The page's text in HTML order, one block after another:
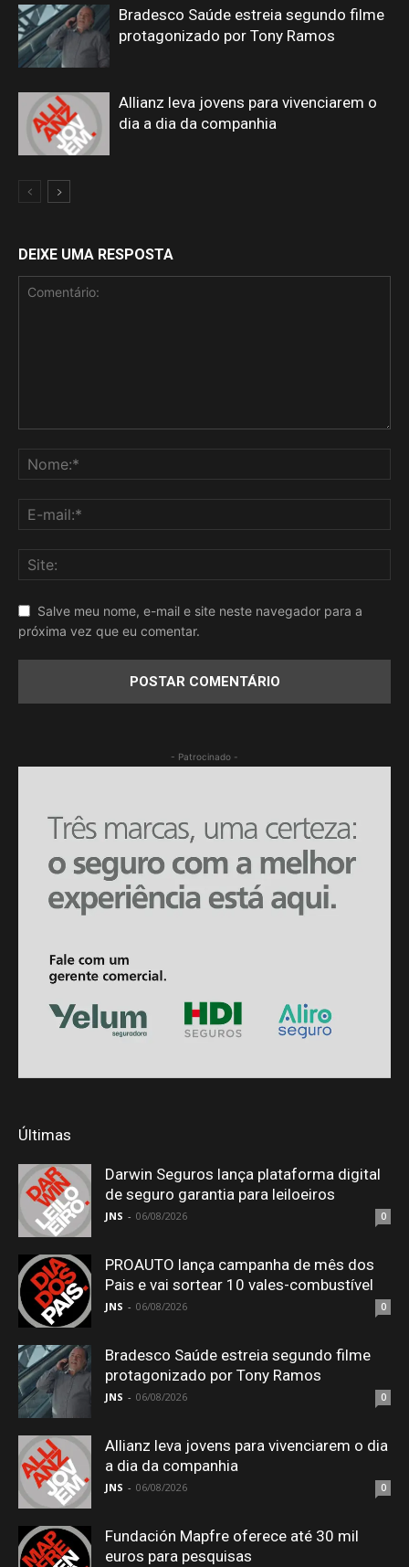
Bradesco Saúde estreia segundo filme
protagonizado por Tony Ramos
Allianz leva jovens para vivenciarem o
dia a dia da companhia
DEIXE UMA RESPOSTA
Salve meu nome, e-mail e site neste navegador para a
próxima vez que eu comentar.
- Patrocinado -
Últimas
Darwin Seguros lança plataforma digital
de seguro garantia para leiloeiros
JNS - 06/08/2026 0
PROAUTO lança campanha de mês dos
Pais e vai sortear 10 vales-combustível
JNS - 06/08/2026 0
Bradesco Saúde estreia segundo filme
protagonizado por Tony Ramos
JNS - 06/08/2026 0
Allianz leva jovens para vivenciarem o dia
a dia da companhia
JNS - 06/08/2026 0
Fundación Mapfre oferece até 30 mil
euros para pesquisas